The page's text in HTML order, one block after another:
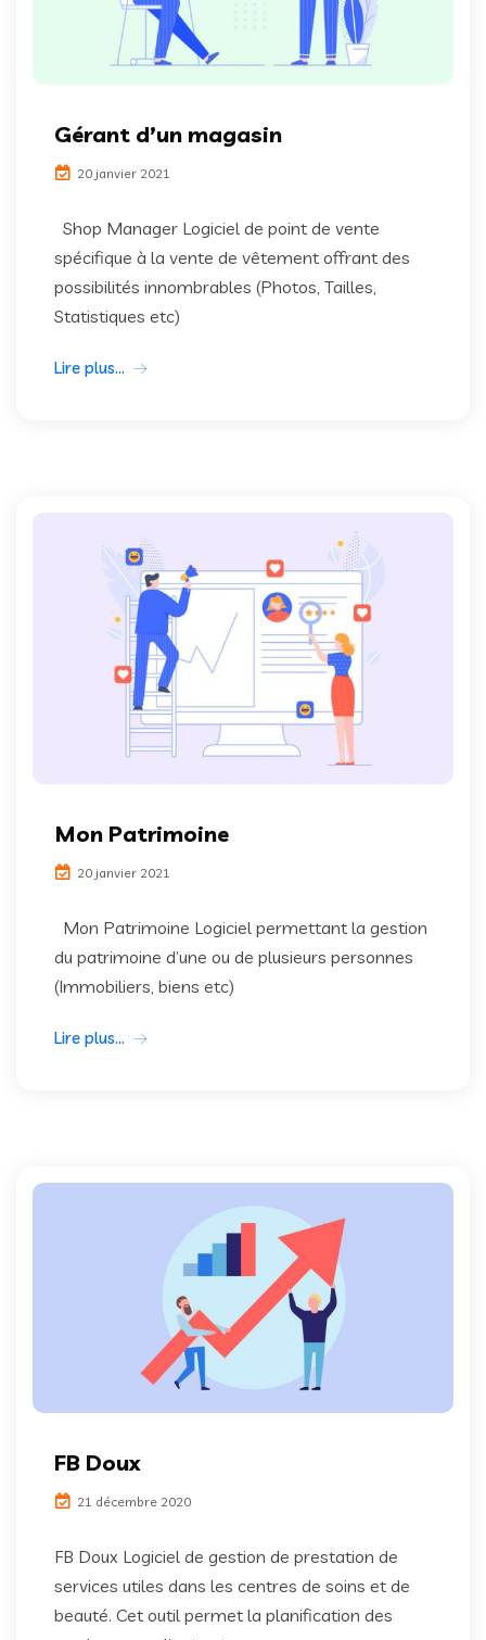
Gérant d’un magasin
20 janvier 2021
Shop Manager Logiciel de point de vente
spécifique à la vente de vêtement offrant des
possibilités innombrables (Photos, Tailles,
Statistiques etc)
Lire plus...
Mon Patrimoine
20 janvier 2021
Mon Patrimoine Logiciel permettant la gestion
du patrimoine d’une ou de plusieurs personnes
(Immobiliers, biens etc)
Lire plus...
FB Doux
21 décembre 2020
FB Doux Logiciel de gestion de prestation de
services utiles dans les centres de soins et de
beauté. Cet outil permet la planification des